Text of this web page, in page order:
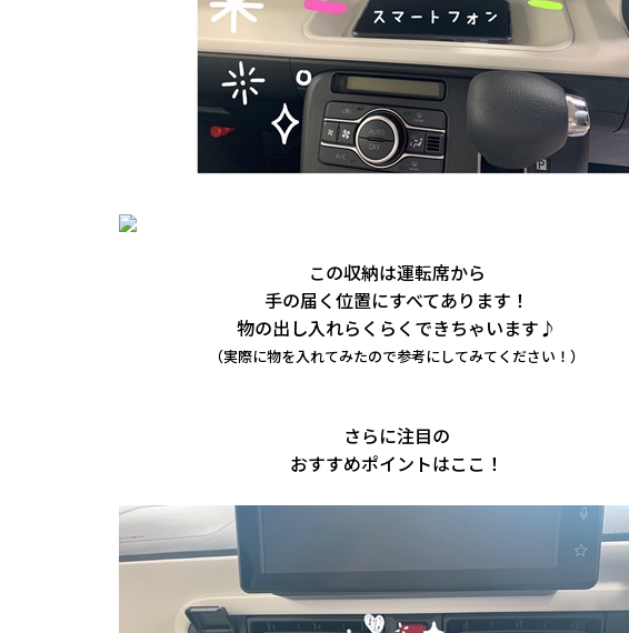
この収納は運転席から
手の届く位置にすべてあります！
物の出し入れらくらくできちゃいます♪
（実際に物を入れてみたので参考にしてみてください！）
さらに注目の
おすすめポイントはここ！